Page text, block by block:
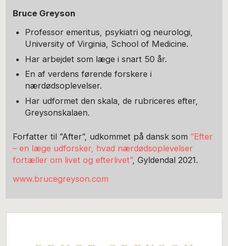
Bruce Greyson
Professor emeritus, psykiatri og neurologi,
University of Virginia, School of Medicine.
Har arbejdet som læge i snart 50 år.
En af verdens førende forskere i
nærdødsoplevelser.
Har udformet den skala, de rubriceres efter,
Greysonskalaen.
Forfatter til ”After”, udkommet på dansk som ”Efter
– en læge udforsker, hvad nærdødsoplevelser
fortæller om livet og efterlivet”, Gyldendal 2021.
www.brucegreyson.com